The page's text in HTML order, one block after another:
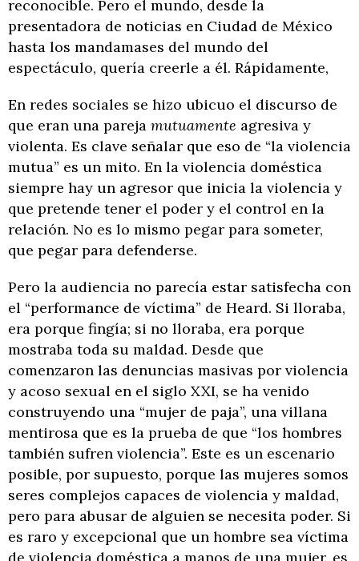
reconocible. Pero el mundo, desde la
presentadora de noticias en Ciudad de México
hasta los mandamases del mundo del
espectáculo, quería creerle a él. Rápidamente,
En redes sociales se hizo ubicuo el discurso de
que eran una pareja mutuamente agresiva y
violenta. Es clave señalar que eso de “la violencia
mutua” es un mito. En la violencia doméstica
siempre hay un agresor que inicia la violencia y
que pretende tener el poder y el control en la
relación. No es lo mismo pegar para someter,
que pegar para defenderse.
Pero la audiencia no parecía estar satisfecha con
el “performance de víctima” de Heard. Si lloraba,
era porque fingía; si no lloraba, era porque
mostraba toda su maldad. Desde que
comenzaron las denuncias masivas por violencia
y acoso sexual en el siglo XXI, se ha venido
construyendo una “mujer de paja”, una villana
mentirosa que es la prueba de que “los hombres
también sufren violencia”. Este es un escenario
posible, por supuesto, porque las mujeres somos
seres complejos capaces de violencia y maldad,
pero para abusar de alguien se necesita poder. Si
es raro y excepcional que un hombre sea víctima
de violencia doméstica a manos de una mujer, es